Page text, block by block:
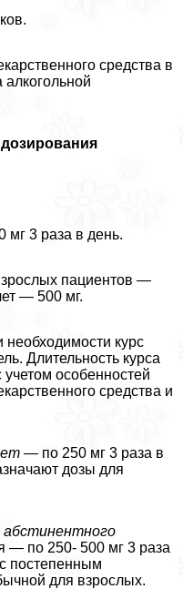
средства в
мг 3 раза в день.
пациентов —
— 500 мг.
курс
Длительность курса
особенностей
средства и
— по 250 мг 3 раза в
дозы для
абстинентного
— по 250- 500 мг 3 раза
постепенным
для взрослых.